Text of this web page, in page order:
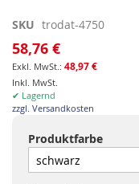
Zum
Anfang
der
Bildgalerie
springen
SKU trodat-4750
58,76 €
48,97 €
Inkl. MwSt.
✔ Lagernd
zzgl. Versandkosten
Produktfarbe